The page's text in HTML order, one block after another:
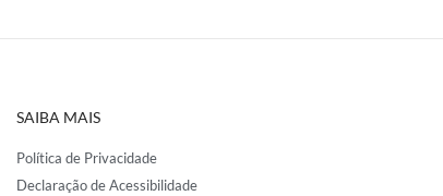
SAIBA MAIS
Política de Privacidade
Declaração de Acessibilidade